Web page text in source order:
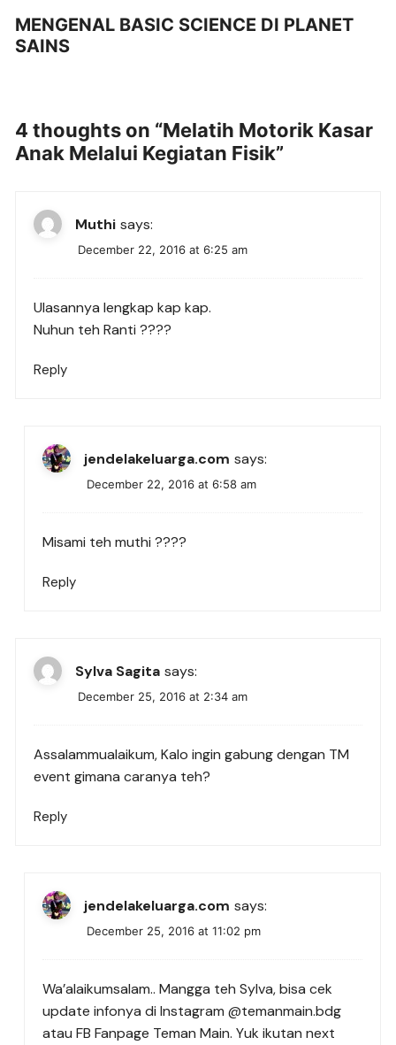
MENGENAL BASIC SCIENCE DI PLANET
SAINS
4 thoughts on “Melatih Motorik Kasar
Anak Melalui Kegiatan Fisik”
Muthi says:
December 22, 2016 at 6:25 am
Ulasannya lengkap kap kap.
Nuhun teh Ranti ????
Reply
jendelakeluarga.com says:
December 22, 2016 at 6:58 am
Misami teh muthi ????
Reply
Sylva Sagita says:
December 25, 2016 at 2:34 am
Assalammualaikum, Kalo ingin gabung dengan TM
event gimana caranya teh?
Reply
jendelakeluarga.com says:
December 25, 2016 at 11:02 pm
Wa’alaikumsalam.. Mangga teh Sylva, bisa cek
update infonya di Instagram @temanmain.bdg
atau FB Fanpage Teman Main. Yuk ikutan next